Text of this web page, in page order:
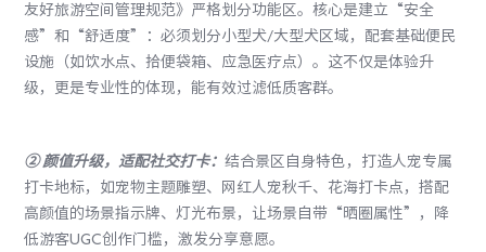
友好旅游空间管理规范》严格划分功能区。核心是建立“安全
感”和“舒适度”：必须划分小型犬/大型犬区域，配套基础便民
设施（如饮水点、拾便袋箱、应急医疗点）。这不仅是体验升
级，更是专业性的体现，能有效过滤低质客群。
② 颜值升级，适配社交打卡：结合景区自身特色，打造人宠专属
打卡地标，如宠物主题雕塑、网红人宠秋千、花海打卡点，搭配
高颜值的场景指示牌、灯光布景，让场景自带“晒圈属性”，降
低游客UGC创作门槛，激发分享意愿。